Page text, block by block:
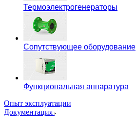
Термоэлектрогенераторы
Сопутствующее оборудование
Функциональная аппаратура
Опыт эксплуатации
Документация